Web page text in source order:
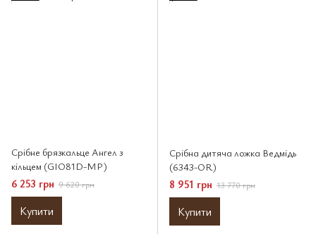
Срібне брязкальце Ангел з
кільцем (GIO81D-MP)
6 253 грн 9 620 грн
Купити
Срібна дитяча ложка Ведмідь
(6343-OR)
8 951 грн 13 770 грн
Купити